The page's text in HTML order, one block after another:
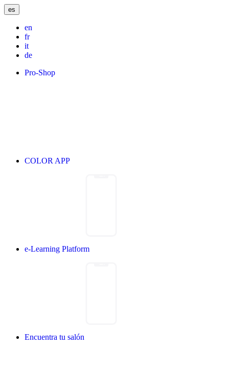
es
en
fr
it
de
Pro-Shop
COLOR APP
e-Learning Platform
Encuentra tu salón